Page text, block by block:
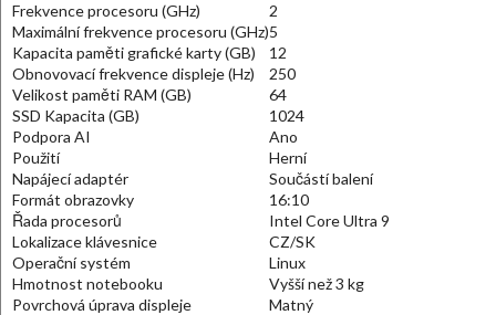
Frekvence procesoru (GHz)
2
Maximální frekvence procesoru (GHz)5
Kapacita paměti grafické karty (GB)
12
Obnovovací frekvence displeje (Hz)
250
Velikost paměti RAM (GB)
64
SSD Kapacita (GB)
1024
Podpora AI
Ano
Použití
Herní
Napájecí adaptér
Součástí balení
Formát obrazovky
16:10
Řada procesorů
Intel Core Ultra 9
Lokalizace klávesnice
CZ/SK
Operační systém
Linux
Hmotnost notebooku
Vyšší než 3 kg
Povrchová úprava displeje
Matný